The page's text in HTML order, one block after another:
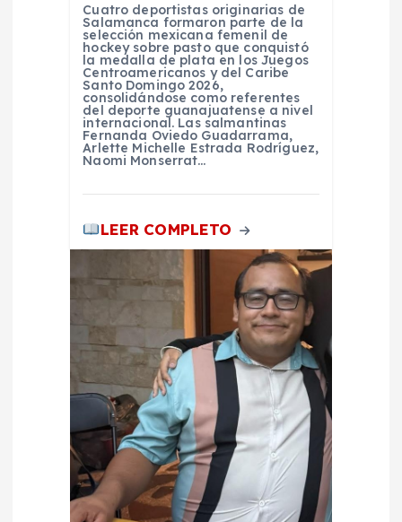
Cuatro deportistas originarias de
Salamanca formaron parte de la
selección mexicana femenil de
hockey sobre pasto que conquistó
la medalla de plata en los Juegos
Centroamericanos y del Caribe
Santo Domingo 2026,
consolidándose como referentes
del deporte guanajuatense a nivel
internacional. Las salmantinas
Fernanda Oviedo Guadarrama,
Arlette Michelle Estrada Rodríguez,
Naomi Monserrat…
LEER COMPLETO